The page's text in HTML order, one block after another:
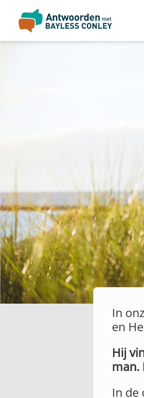
In
en
Hij
man.
In de